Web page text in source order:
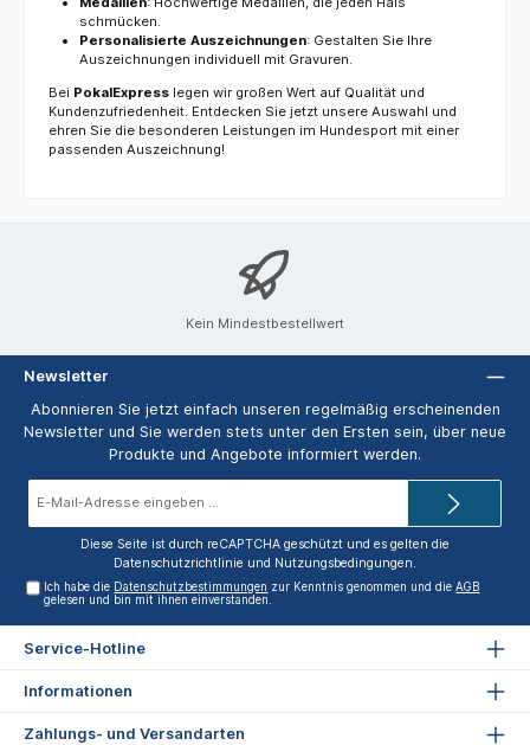
schmücken.
Personalisierte Auszeichnungen: Gestalten Sie Ihre
Auszeichnungen individuell mit Gravuren.
Bei PokalExpress legen wir großen Wert auf Qualität und
Kundenzufriedenheit. Entdecken Sie jetzt unsere Auswahl und
ehren Sie die besonderen Leistungen im Hundesport mit einer
passenden Auszeichnung!
Kein Mindestbestellwert
Newsletter
Abonnieren Sie jetzt einfach unseren regelmäßig erscheinenden
Newsletter und Sie werden stets unter den Ersten sein, über neue
Produkte und Angebote informiert werden.
Diese Seite ist durch reCAPTCHA geschützt und es gelten die
Datenschutzrichtlinie und Nutzungsbedingungen.
Ich habe die Datenschutzbestimmungen zur Kenntnis genommen und dieAGB
gelesen und bin mit ihnen einverstanden.
Service-Hotline
Informationen
Zahlungs- und Versandarten